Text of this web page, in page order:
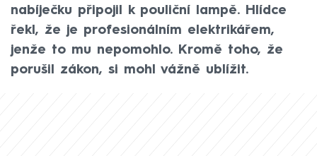
nabíječku připojil k pouliční lampě. Hlídce
řekl, že je profesionálním elektrikářem,
jenže to mu nepomohlo. Kromě toho, že
porušil zákon, si mohl vážně ublížit.